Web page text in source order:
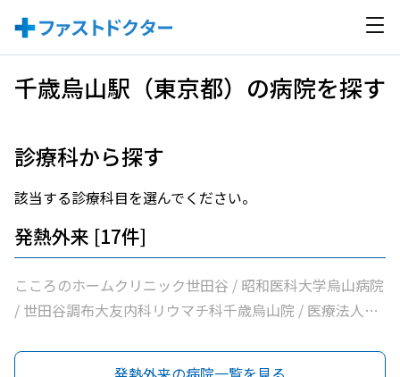
千歳烏山駅（東京都）の病院を探す
診療科から探す
該当する診療科目を選んでください。
発熱外来 [17件]
こころのホームクリニック世田谷 / 昭和医科大学烏山病院
/ 世田谷調布大友内科リウマチ科千歳烏山院 / 医療法人社
まる会烏山はなクリニック / 医療法人社団親樹会恵泉第二